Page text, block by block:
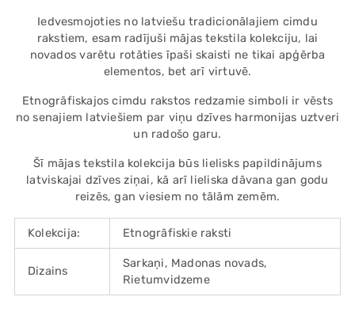
yourIedvesmojoties no latviešu tradicionālajiem cimdu
rakstiem, esam radījuši mājas tekstila kolekciju, lai
novados varētu rotāties īpaši skaisti ne tikai apģērba
elementos, bet arī virtuvē.
Etnogrāfiskajos cimdu rakstos redzamie simboli ir vēsts
no senajiem latviešiem par viņu dzīves harmonijas uztveri
un radošo garu.
Šī mājas tekstila kolekcija būs lielisks papildinājums
latviskajai dzīves ziņai, kā arī lieliska dāvana gan godu
reizēs, gan viesiem no tālām zemēm.
Kolekcija: Etnogrāfiskie raksti
Dizains
Sarkaņi, Madonas novads,
Rietumvidzeme